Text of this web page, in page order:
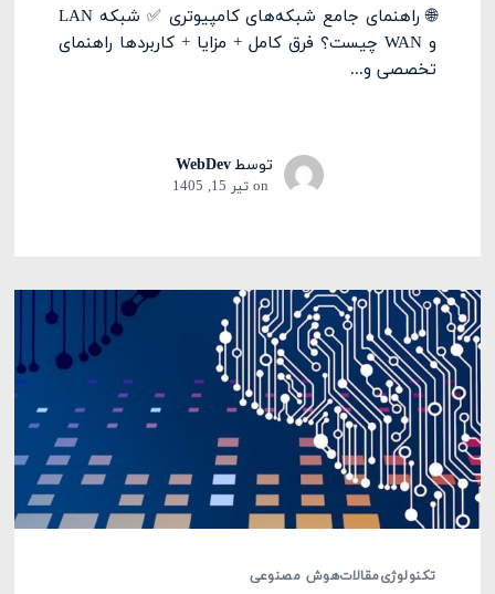
🌐 راهنمای جامع شبکه‌های کامپیوتری ✅ شبکه LAN
و WAN چیست؟ فرق کامل + مزایا + کاربردها راهنمای
تخصصی و...
توسطWebDev
on تیر 15, 1405
تکنولوژیمقالاتهوش مصنوعی